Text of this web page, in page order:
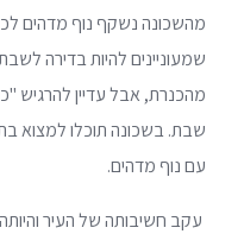
מהשכונה נשקף נוף מדהים
שמעוניינים להיות בדירה
מהכנרת, אבל עדיין להרגיש
שבת. בשכונה תוכלו למצוא
עם נוף מדהים.
עקב חשיבותה של העיר